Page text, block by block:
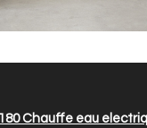
Chauffe eau